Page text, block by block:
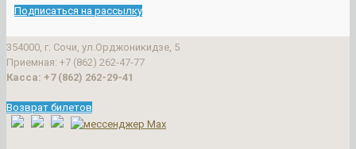
Подписаться на рассылку
354000, г. Сочи, ул.Орджоникидзе, 5
Приемная: +7 (862) 262-47-77
Касса: +7 (862) 262-29-41
Возврат билетов